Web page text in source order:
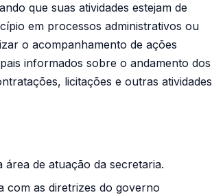
que suas atividades estejam de
em processos administrativos ou
o acompanhamento de ações
informados sobre o andamento dos
licitações e outras atividades
de atuação da secretaria.
com as diretrizes do governo